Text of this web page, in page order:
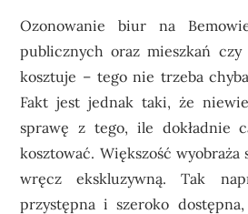
Ozonowanie biur na
publicznych oraz mieszkań
kosztuje – tego nie trzeba
Fakt jest jednak taki, że
sprawę z tego, ile dokładnie
kosztować. Większość wyobraża
wręcz ekskluzywną. Tak
przystępna i szeroko